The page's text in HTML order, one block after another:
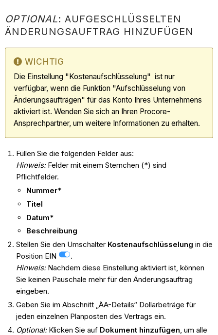
OPTIONAL: AUFGESCHLÜSSELTEN
ÄNDERUNGSAUFTRAG HINZUFÜGEN
WICHTIG
Die Einstellung "Kostenaufschlüsselung" ist nur
verfügbar, wenn die Funktion "Aufschlüsselung von
Änderungsaufträgen" für das Konto Ihres Unternehmens
aktiviert ist. Wenden Sie sich an Ihren Procore-
Ansprechpartner, um weitere Informationen zu erhalten.
Füllen Sie die folgenden Felder aus:
Hinweis: Felder mit einem Sternchen (*) sind
Pflichtfelder.
Nummer*
Titel
Datum*
Beschreibung
Stellen Sie den Umschalter Kostenaufschlüsselung in die
Position EIN
.
Hinweis: Nachdem diese Einstellung aktiviert ist, können
Sie keinen Pauschale mehr für den Änderungsauftrag
eingeben.
Geben Sie im Abschnitt „ÄA-Details“ Dollarbeträge für
jeden einzelnen Planposten des Vertrags ein.
Optional: Klicken Sie auf Dokument hinzufügen , um alle